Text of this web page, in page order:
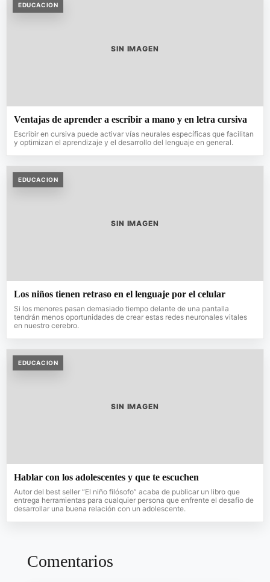
EDUCACION
SIN IMAGEN
Ventajas de aprender a escribir a mano y en letra cursiva
Escribir en cursiva puede activar vías neurales específicas que facilitan
y optimizan el aprendizaje y el desarrollo del lenguaje en general.
EDUCACION
SIN IMAGEN
Los niños tienen retraso en el lenguaje por el celular
Si los menores pasan demasiado tiempo delante de una pantalla
tendrán menos oportunidades de crear estas redes neuronales vitales
en nuestro cerebro.
EDUCACION
SIN IMAGEN
Hablar con los adolescentes y que te escuchen
Autor del best seller “El niño filósofo” acaba de publicar un libro que
entrega herramientas para cualquier persona que enfrente el desafío de
desarrollar una buena relación con un adolescente.
Comentarios